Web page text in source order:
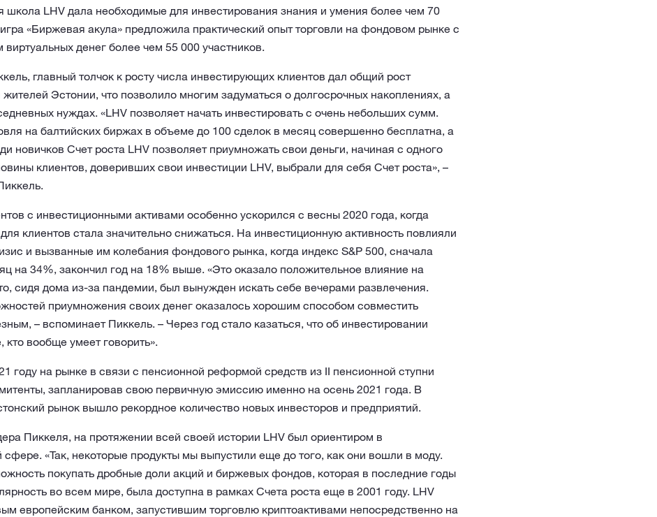
школа LHV дала необходимые для инвестирования знания и умения более чем 70
«Биржевая акула» предложила практический опыт торговли на фондовом рынке с
виртуальных денег более чем 55 000 участников.
главный толчок к росту числа инвестирующих клиентов дал общий рост
жителей Эстонии, что позволило многим задуматься о долгосрочных накоплениях, а
нуждах. «LHV позволяет начать инвестировать с очень небольших сумм.
на балтийских биржах в объеме до 100 сделок в месяц совершенно бесплатна, а
новичков Счет роста LHV позволяет приумножать свои деньги, начиная с одного
клиентов, доверивших свои инвестиции LHV, выбрали для себя Счет роста», –
с инвестиционными активами особенно ускорился с весны 2020 года, когда
клиентов стала значительно снижаться. На инвестиционную активность повлияли
и вызванные им колебания фондового рынка, когда индекс S&P 500, сначала
на 34%, закончил год на 18% выше. «Это оказало положительное влияние на
сидя дома из-за пандемии, был вынужден искать себе вечерами развлечения.
приумножения своих денег оказалось хорошим способом совместить
– вспоминает Пиккель. – Через год стало казаться, что об инвестировании
кто вообще умеет говорить».
году на рынке в связи с пенсионной реформой средств из II пенсионной ступни
запланировав свою первичную эмиссию именно на осень 2021 года. В
рынок вышло рекордное количество новых инвесторов и предприятий.
Пиккеля, на протяжении всей своей истории LHV был ориентиром в
сфере. «Так, некоторые продукты мы выпустили еще до того, как они вошли в моду.
покупать дробные доли акций и биржевых фондов, которая в последние годы
во всем мире, была доступна в рамках Счета роста еще в 2001 году. LHV
европейским банком, запустившим торговлю криптоактивами непосредственно на